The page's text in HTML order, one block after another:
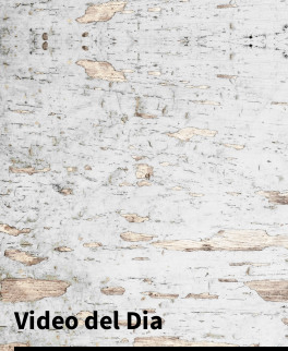
Video del Dia